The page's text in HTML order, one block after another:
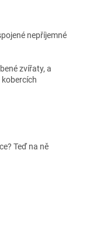
nepříjemné
zvířaty, a
Teď na ně